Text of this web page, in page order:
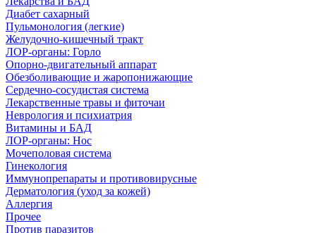
Диабет сахарный
Пульмонология (легкие)
Желудочно-кишечный тракт
ЛОР-органы: Горло
Опорно-двигательный аппарат
Обезболивающие и жаропонижающие
Сердечно-сосудистая система
Лекарственные травы и фиточаи
Неврология и психиатрия
Витамины и БАД
ЛОР-органы: Нос
Мочеполовая система
Гинекология
Иммунопрепараты и противовирусные
Дерматология (уход за кожей)
Аллергия
Прочее
Против паразитов